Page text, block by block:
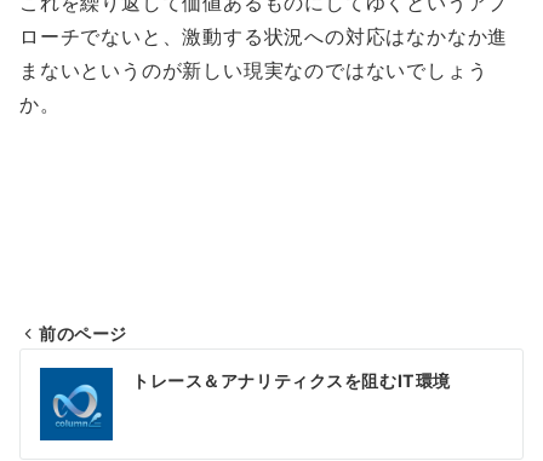
ローチでないと、激動する状況への対応はなかなか進
まないというのが新しい現実なのではないでしょう
か。
投
ナ
前のページ
トレース＆アナリティクスを阻むIT環境